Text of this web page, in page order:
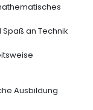
an Technik
Ausbildung